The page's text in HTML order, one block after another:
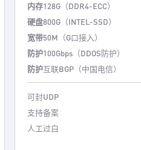
内存128G（DDR4-ECC）
硬盘800G（INTEL-SSD）
宽带50M（G口接入）
防护100Gbps（DDOS防护）
防护互联BGP（中国电信）
可封UDP
支持备案
人工过白